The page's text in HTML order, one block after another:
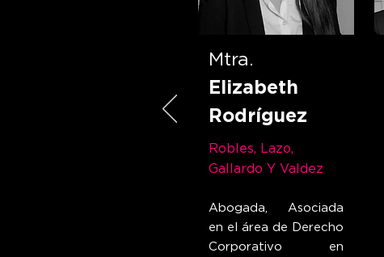
Abogada, Asociada
en el área de Derecho
Corporativo en
Mtra.
Elizabeth
Rodríguez
Robles, Lazo,
Gallardo Y Valdez